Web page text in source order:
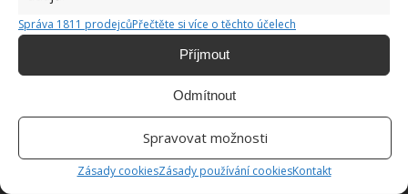
Správa 1811 prodejcůPřečtěte si více o těchto účelech
Příjmout
Odmítnout
Spravovat možnosti
Zásady cookiesZásady používání cookiesKontakt
Absolvent České zemědělské
univerzity, který je již od malička
velkým kutilem. V podstatě vše, co je
možné najít v j...